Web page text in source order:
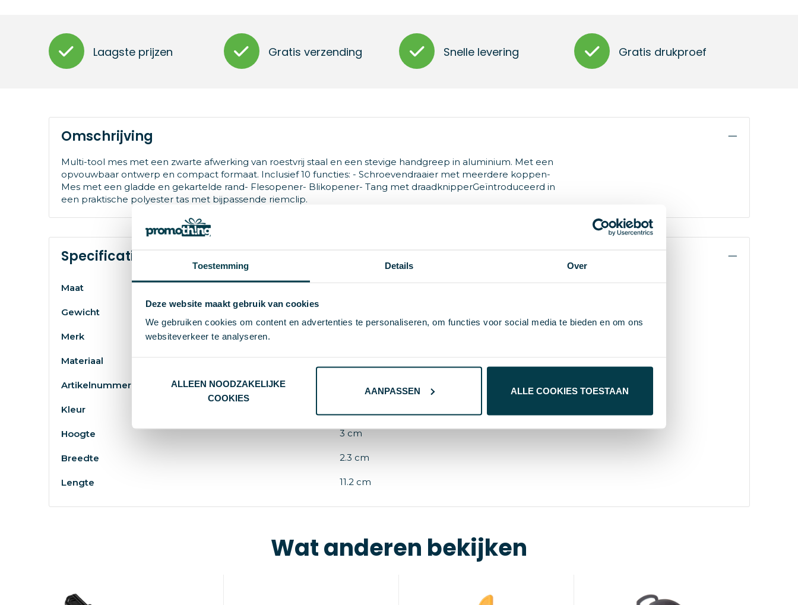
Toestemming Details Over
Deze website maakt gebruik van cookies
We gebruiken cookies om content en advertenties te personaliseren, om functies voor social media te bieden en om ons
websiteverkeer te analyseren.
ALLEEN NOODZAKELIJKE
COOKIES
AANPASSEN ALLE COOKIES TOESTAAN
Laagste prijzen Gratis verzending Snelle levering Gratis drukproef
Omschrijving
Multi-tool mes met een zwarte afwerking van roestvrij staal en een stevige handgreep in aluminium. Met een
opvouwbaar ontwerp en compact formaat. Inclusief 10 functies: - Schroevendraaier met meerdere koppen-
Mes met een gladde en gekartelde rand- Flesopener- Blikopener- Tang met draadknipperGeïntroduceerd in
een praktische polyester tas met bijpassende riemclip.
Specificaties
Maat
Gewicht
Merk
Materiaal
Artikelnummer
Kleur
Hoogte 3 cm
Breedte 2.3 cm
Lengte 11.2 cm
Wat anderen bekijken